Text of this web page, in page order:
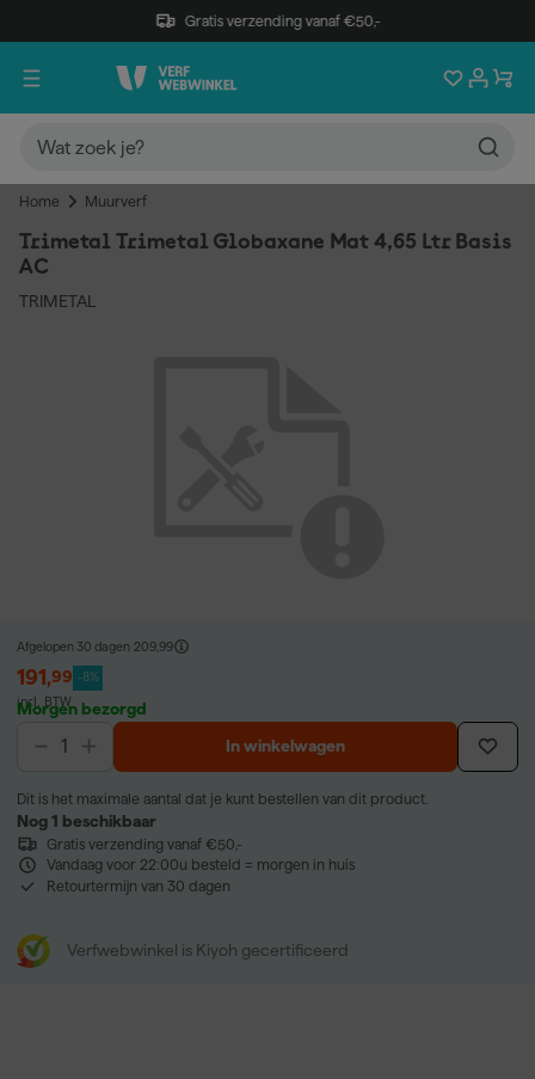
Gratis verzending vanaf €50,-
Home Muurverf
Trimetal Trimetal Globaxane Mat 4,65 Ltr Basis
AC
TRIMETAL
Afgelopen 30 dagen 209,99
191,99 -8%
incl. BTW
Morgen bezorgd
In winkelwagen
Dit is het maximale aantal dat je kunt bestellen van dit product.
Nog 1 beschikbaar
Gratis verzending vanaf €50,-
Vandaag voor 22:00u besteld = morgen in huis
Retourtermijn van 30 dagen
Verfwebwinkel is Kiyoh gecertificeerd